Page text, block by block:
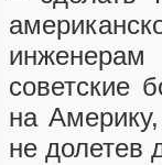
советские
на
не долетев